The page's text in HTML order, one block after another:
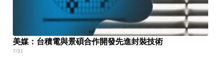
美媒：台積電與景碩合作開發先進封裝技術
7/31